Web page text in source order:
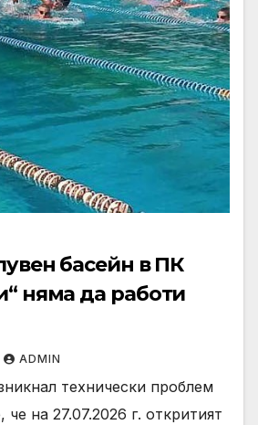
басейн в ПК
няма да работи
ADMIN
технически проблем
на 27.07.2026 г. откритият